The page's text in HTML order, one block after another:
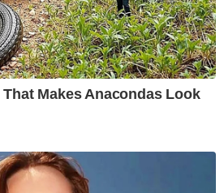
Makes Anacondas Look